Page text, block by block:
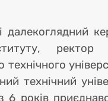
ректор
технічний
6 років